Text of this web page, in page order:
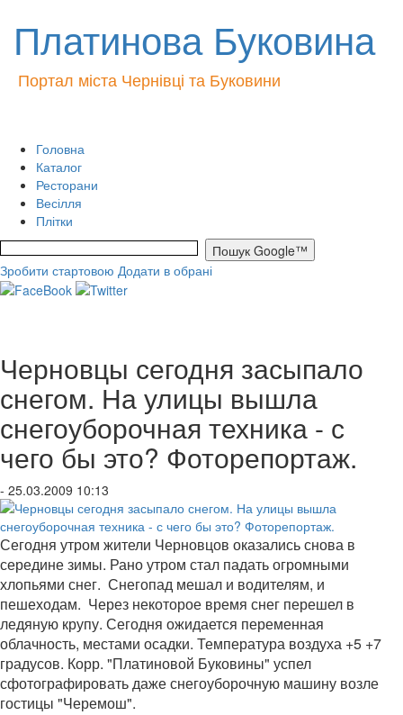
Платинова Буковина
Портал міста Чернівці та Буковини
Головна
Каталог
Ресторани
Весілля
Плітки
Зробити стартовою Додати в обрані
Черновцы сегодня засыпало
снегом. На улицы вышла
снегоуборочная техника - с
чего бы это? Фоторепортаж.
- 25.03.2009 10:13
Сегодня утром жители Черновцов оказались снова в
середине зимы. Рано утром стал падать огромными
хлопьями снег. Снегопад мешал и водителям, и
пешеходам. Через некоторое время снег перешел в
ледяную крупу. Сегодня ожидается переменная
облачность, местами осадки. Температура воздуха +5 +7
градусов. Корр. "Платиновой Буковины" успел
сфотографировать даже снегоуборочную машину возле
гостицы "Черемош".